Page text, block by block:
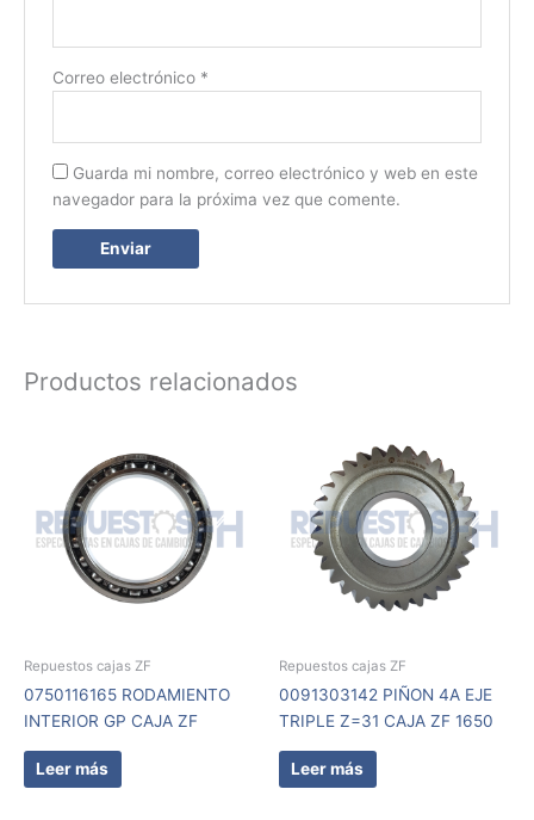
Correo electrónico *
Guarda mi nombre, correo electrónico y web en este
navegador para la próxima vez que comente.
Productos relacionados
Repuestos cajas ZF
0750116165 RODAMIENTO
INTERIOR GP CAJA ZF
Leer más
Repuestos cajas ZF
0091303142 PIÑON 4A EJE
TRIPLE Z=31 CAJA ZF 1650
Leer más